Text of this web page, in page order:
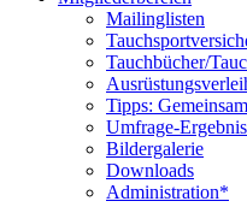
Mailinglisten
Tauchbücher/
Tipps:
Umfrage-
Bildergalerie
Downloads
Administration*